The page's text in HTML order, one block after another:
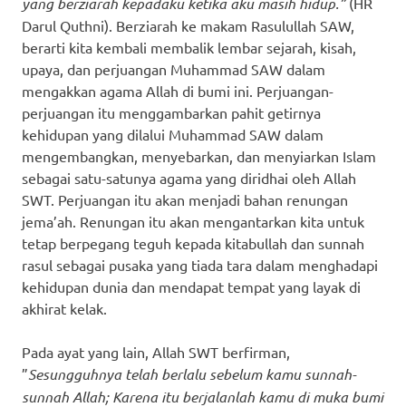
Darul Quthni). Berziarah ke makam Rasulullah SAW,
berarti kita kembali membalik lembar sejarah, kisah,
upaya, dan perjuangan Muhammad SAW dalam
mengakkan agama Allah di bumi ini. Perjuangan-
perjuangan itu menggambarkan pahit getirnya
kehidupan yang dilalui Muhammad SAW dalam
mengembangkan, menyebarkan, dan menyiarkan Islam
sebagai satu-satunya agama yang diridhai oleh Allah
SWT. Perjuangan itu akan menjadi bahan renungan
jema’ah. Renungan itu akan mengantarkan kita untuk
tetap berpegang teguh kepada kitabullah dan sunnah
rasul sebagai pusaka yang tiada tara dalam menghadapi
kehidupan dunia dan mendapat tempat yang layak di
akhirat kelak.
Pada ayat yang lain, Allah SWT berfirman,
”Sesungguhnya telah berlalu sebelum kamu sunnah-
sunnah Allah; Karena itu berjalanlah kamu di muka bumi